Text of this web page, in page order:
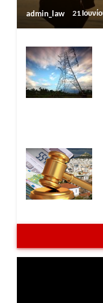
admin_law 21